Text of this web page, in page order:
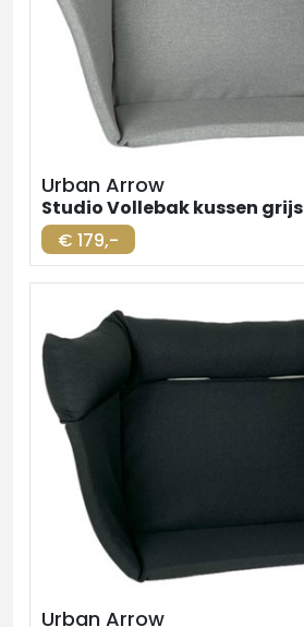
Urban Arrow
Studio Vollebak kussen grijs
€ 179,-
Urban Arrow